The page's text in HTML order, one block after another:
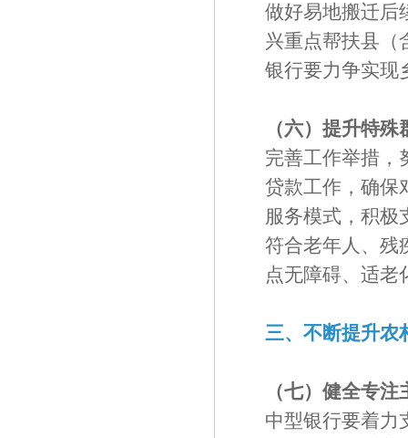
做好易地搬迁后
兴重点帮扶县（
银行要力争实现
（六）提升特
完善工作举措，
贷款工作，确保
服务模式，积极
符合老年人、残
点无障碍、适老
三、不断提升农
（七）健全专
中型银行要着力